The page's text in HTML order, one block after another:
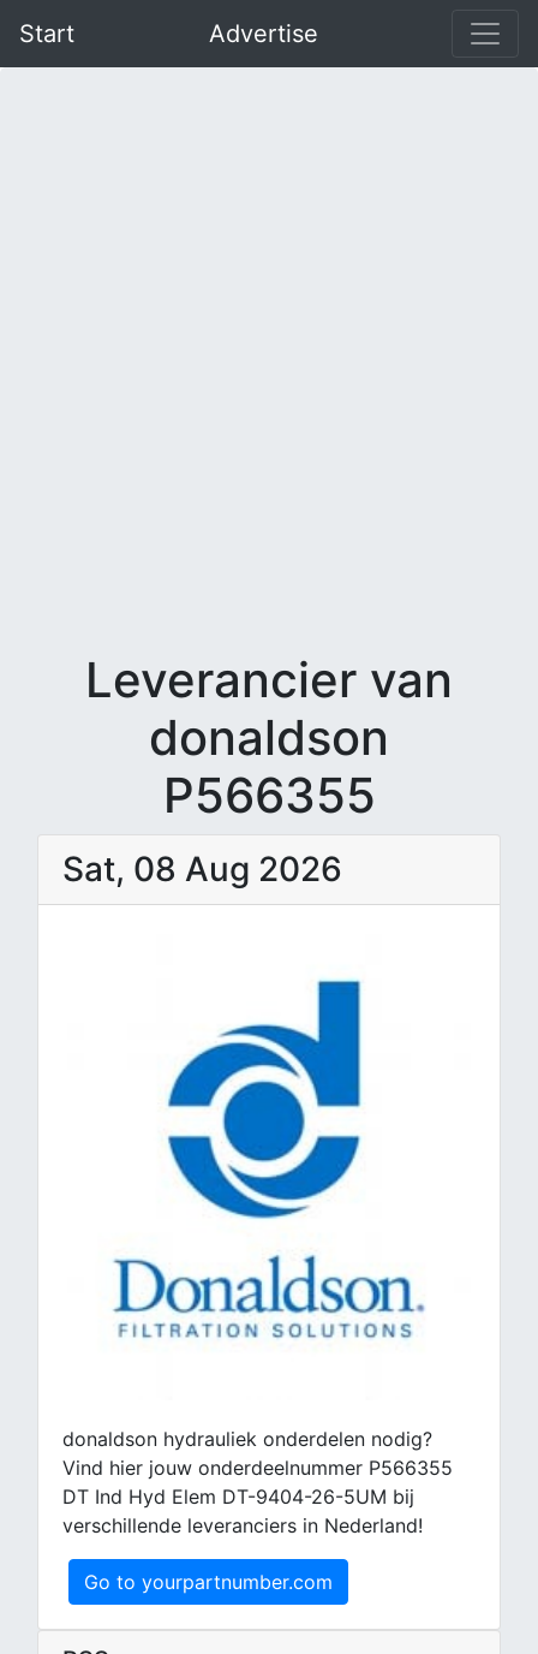
Start Advertise
Leverancier van
donaldson
P566355
Sat, 08 Aug 2026
donaldson hydrauliek onderdelen nodig?
Vind hier jouw onderdeelnummer P566355
DT Ind Hyd Elem DT-9404-26-5UM bij
verschillende leveranciers in Nederland!
Go to yourpartnumber.com